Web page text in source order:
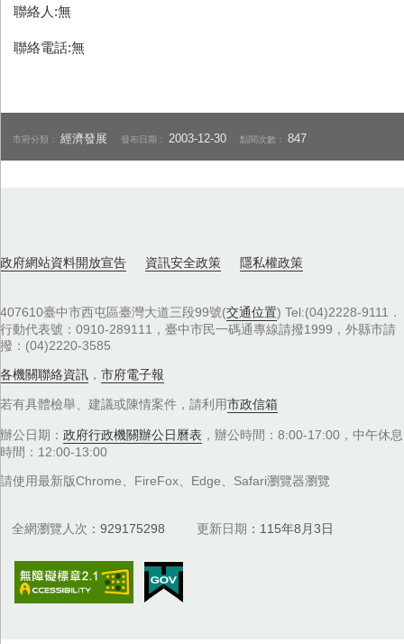
聯絡人:無
聯絡電話:無
市府分類：經濟發展 發布日期： 2003-12-30 點閱次數：847
政府網站資料開放宣告 資訊安全政策 隱私權政策
407610臺中市西屯區臺灣大道三段99號(交通位置) Tel:(04)2228-9111．
行動代表號：0910-289111，臺中市民一碼通專線請撥1999，外縣市請
撥：(04)2220-3585
各機關聯絡資訊 ， 市府電子報
若有具體檢舉、建議或陳情案件，請利用市政信箱
辦公日期： 政府行政機關辦公日曆表 ，辦公時間：8:00-17:00，中午休息
時間：12:00-13:00
請使用最新版Chrome、FireFox、Edge、Safari瀏覽器瀏覽
全網瀏覽人次 929175298 更新日期 115年8月3日